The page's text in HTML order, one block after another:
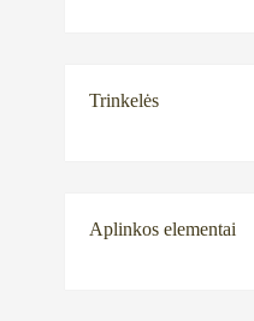
Trinkelės
Aplinkos elementai